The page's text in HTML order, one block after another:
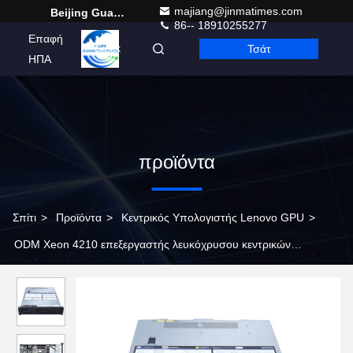
Beijing Guangtian Runze Technology Co., Ltd.
majiang@jinmatimes.com
86-- 18910255277
Επαφή
ΗΠΑ
Greek Τσάτ
προϊόντα
Σπίτι > Προϊόντα > Κεντρικός Υπολογιστής Lenovo GPU >
ODM Xeon 4210 επεξεργαστής λευκόχρυσου κεντρικών